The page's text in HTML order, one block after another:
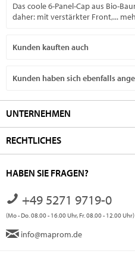
Das coole 6-Panel-Cap aus Bio-
daher: mit verstärkter Front,...
Kunden kauften auch
Kunden haben sich ebenfalls
UNTERNEHMEN
RECHTLICHES
HABEN SIE FRAGEN?
+49 5271 9719-0
(Mo - Do. 08.00 - 16.00 Uhr, Fr. 08.00 - 12.00 Uhr)
info@maprom.de